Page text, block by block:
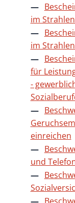
im
im
für
-
einreichen
und